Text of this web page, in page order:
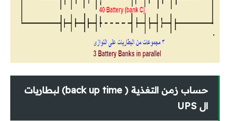
حساب زمن التغذية ( back up time) لبطاريات
ال UPS